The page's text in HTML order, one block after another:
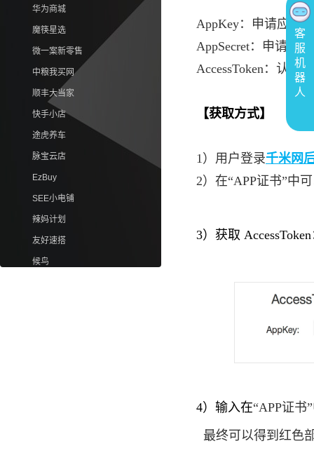
华为商城
魔筷星选
微一案新零售
中粮我买网
顺丰大当家
快手小店
途虎养车
脉宝云店
EzBuy
SEE小电铺
辣妈计划
友好速搭
候鸟
AppKey：申请应用
AppSecret：申请应
AccessToken：认证
【获取方式】
1）用户登录千米网
2）在“APP证书”中
3）获取
4）输入在“APP证书
最终可以得到红色
客
服
机
器
人